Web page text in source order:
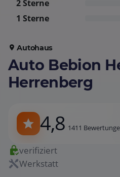
2 Sterne
1 Sterne
Autohaus
Auto Bebion
Herrenberg
4,8 1411
verifiziert
Werkstatt